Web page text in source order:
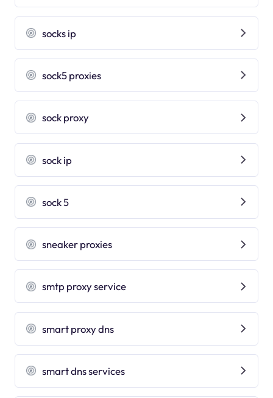
socks ip
sock5 proxies
sock proxy
sock ip
sock 5
sneaker proxies
smtp proxy service
smart proxy dns
smart dns services